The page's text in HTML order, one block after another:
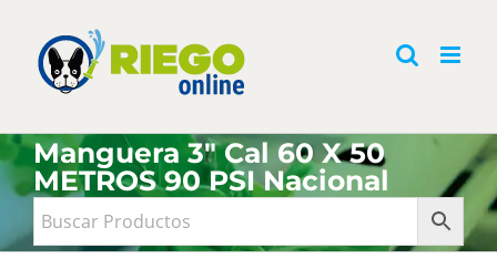
contenido
Manguera 3" Cal 60 X 50
METROS 90 PSI Nacional